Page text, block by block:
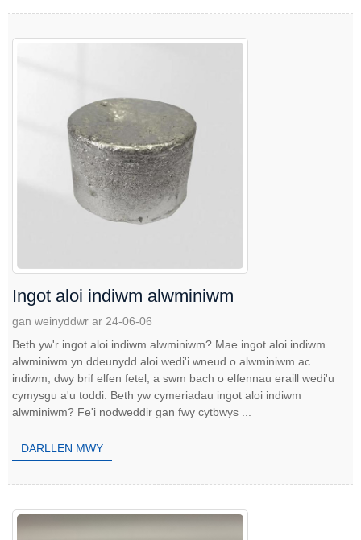
Ingot aloi indiwm alwminiwm
gan weinyddwr ar 24-06-06
Beth yw'r ingot aloi indiwm alwminiwm? Mae ingot aloi indiwm
alwminiwm yn ddeunydd aloi wedi'i wneud o alwminiwm ac
indiwm, dwy brif elfen fetel, a swm bach o elfennau eraill wedi'u
cymysgu a'u toddi. Beth yw cymeriadau ingot aloi indiwm
alwminiwm? Fe'i nodweddir gan fwy cytbwys ...
DARLLEN MWY